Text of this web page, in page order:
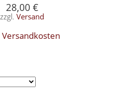
28,00 €
zzgl. Versand
Versandkosten